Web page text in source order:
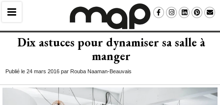
Dix astuces pour dynamiser sa salle à
manger
Publié le 24 mars 2016 par Rouba Naaman-Beauvais